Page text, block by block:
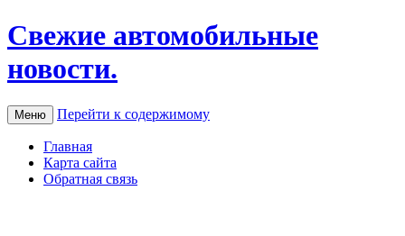
Свежие автомобильные
новости.
Меню Перейти к содержимому
Главная
Карта сайта
Обратная связь